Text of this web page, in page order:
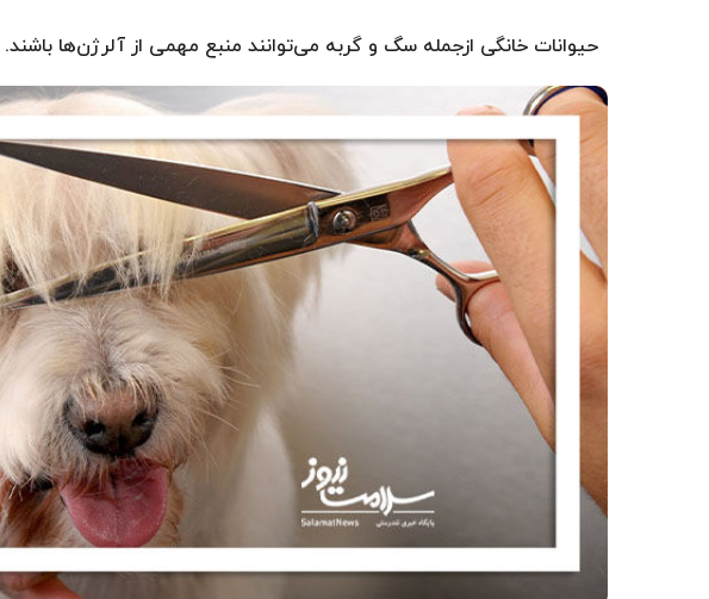
حیوانات خانگی ازجمله سگ و گربه می‌توانند منبع مهمی از آلرژن‌ها باشند.